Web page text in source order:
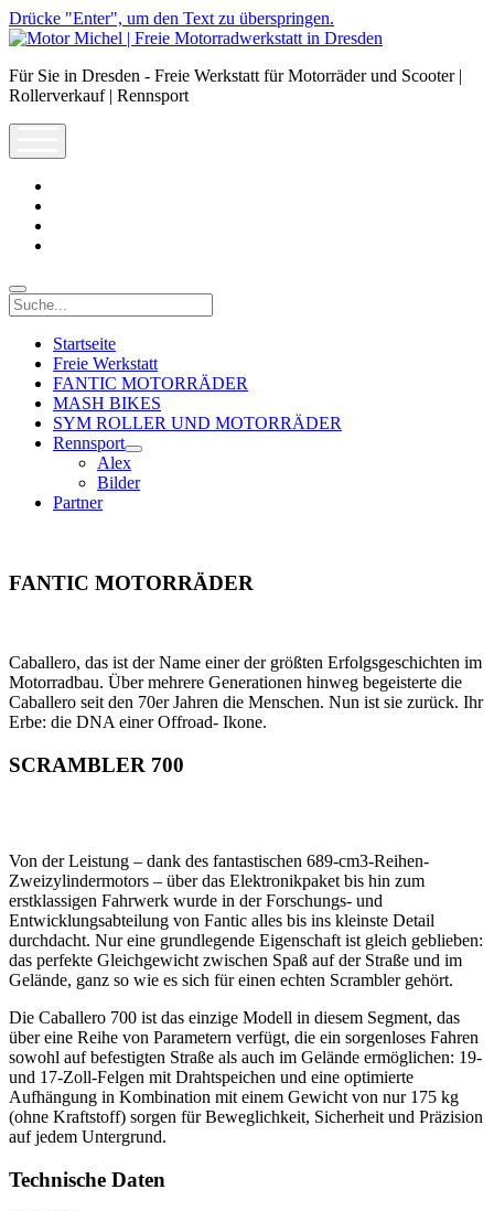
Drücke "Enter", um den Text zu überspringen.
Motor
|
Freie
Dresden
Für Sie in Dresden - Freie Werkstatt für Motorräder und Scooter |
Rollerverkauf | Rennsport
Suche
Startseite
Freie Werkstatt
FANTIC MOTORRÄDER
MASH BIKES
SYM ROLLER UND MOTORRÄDER
Rennsport
open
menu
Alex
Bilder
Partner
FANTIC MOTORRÄDER
Caballero, das ist der Name einer der größten Erfolgsgeschichten im
Motorradbau. Über mehrere Generationen hinweg begeisterte die
Caballero seit den 70er Jahren die Menschen. Nun ist sie zurück. Ihr
Erbe: die DNA einer Offroad- Ikone.
SCRAMBLER 700
Von der Leistung – dank des fantastischen 689-cm3-Reihen-
Zweizylindermotors – über das Elektronikpaket bis hin zum
erstklassigen Fahrwerk wurde in der Forschungs- und
Entwicklungsabteilung von Fantic alles bis ins kleinste Detail
durchdacht. Nur eine grundlegende Eigenschaft ist gleich geblieben:
das perfekte Gleichgewicht zwischen Spaß auf der Straße und im
Gelände, ganz so wie es sich für einen echten Scrambler gehört.
Die Caballero 700 ist das einzige Modell in diesem Segment, das
über eine Reihe von Parametern verfügt, die ein sorgenloses Fahren
sowohl auf befestigten Straße als auch im Gelände ermöglichen: 19-
und 17-Zoll-Felgen mit Drahtspeichen und eine optimierte
Aufhängung in Kombination mit einem Gewicht von nur 175 kg
(ohne Kraftstoff) sorgen für Beweglichkeit, Sicherheit und Präzision
auf jedem Untergrund.
Technische Daten